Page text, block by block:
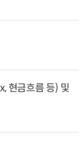
현금흐름 등) 및